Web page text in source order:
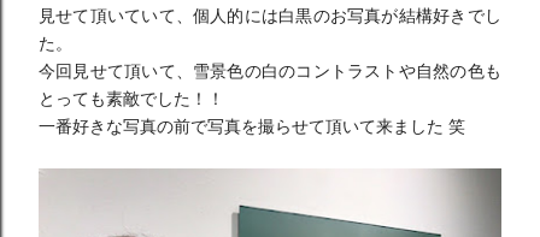
見せて頂いていて、 個人的には白黒のお写真が結構好きでし
た。
今回見せて頂いて、 雪景色の白のコントラストや自然の色も
とっても素敵でした！！
一番好きな写真の前で写真を撮らせて頂いて来ました 笑